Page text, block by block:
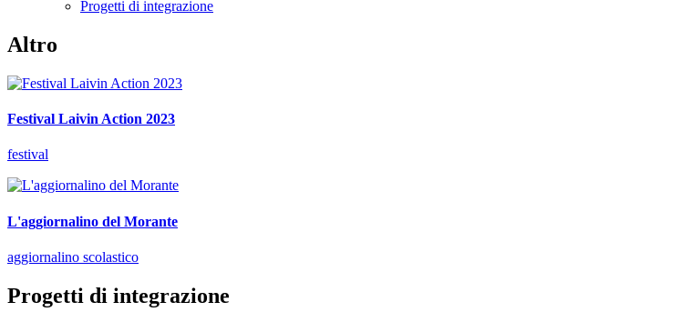
Progetti di integrazione
Altro
Festival Laivin Action 2023
festival
L'aggiornalino del Morante
aggiornalino scolastico
Progetti di integrazione